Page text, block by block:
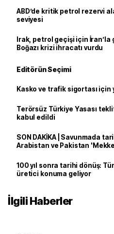
ABD’de kritik petrol rezervi
seviyesi
Irak, petrol geçişi için İran’la
Boğazı krizi ihracatı vurdu
Editörün Seçimi
Kasko ve trafik sigortası için
Terörsüz Türkiye Yasası
kabul edildi
SON DAKİKA | Savunmada
Arabistan ve Pakistan 'Mekke
100 yıl sonra tarihi dönüş:
üretici konuma geliyor
İlgili Haberler